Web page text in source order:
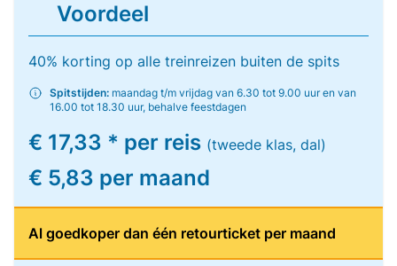
Voordeel
40% korting op alle treinreizen buiten de spits
Spitstijden: maandag t/m vrijdag van 6.30 tot 9.00 uur en van
16.00 tot 18.30 uur, behalve feestdagen
€ 17,33 * per reis (tweede klas, dal)
€ 5,83 per maand
Al goedkoper dan één retourticket per maand